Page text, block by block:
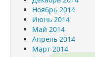
Ноябрь 2014
Июнь 2014
Май 2014
Апрель 2014
Март 2014